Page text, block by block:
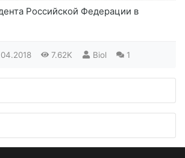
Российской Федерации в
7.62K Biol 1